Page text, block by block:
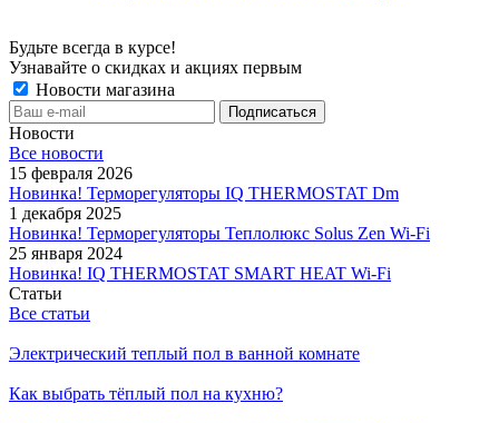
Будьте всегда в курсе!
Узнавайте о скидках и акциях первым
Новости магазина
Новости
Все новости
15 февраля 2026
Новинка! Терморегуляторы IQ THERMOSTAT Dm
1 декабря 2025
Новинка! Терморегуляторы Теплолюкс Solus Zen Wi-Fi
25 января 2024
Новинка! IQ THERMOSTAT SMART HEAT Wi-Fi
Статьи
Все статьи
Электрический теплый пол в ванной комнате
Как выбрать тёплый пол на кухню?